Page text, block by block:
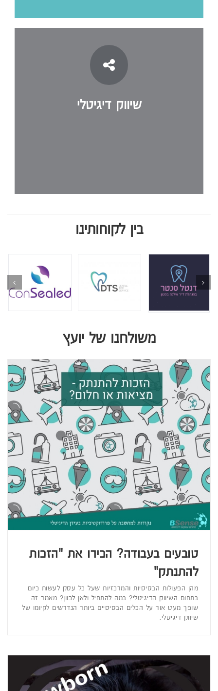
שיווק דיגיטלי
בין לקוחותינו
משולחנו של יועץ
טובעים בעבודה? הכירו את "הזכות
להתנתק"
מהן הפעולות הבסיסיות והמרכזיות שעל כל עסק לעשות כיום
בתחום השיווק הדיגיטלי? במה להתחיל ולאן לכוון? מאמר זה
שופך מעט אור על הכלים הבסיסיים ביותר הנדרשים לקיומו של
שיווק דיגיטלי.